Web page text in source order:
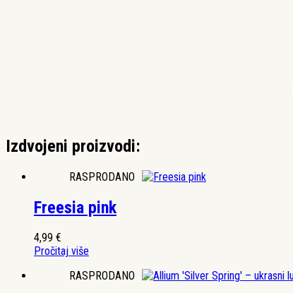
Izdvojeni proizvodi:
RASPRODANO
Freesia pink
4,99 €
Pročitaj više
RASPRODANO